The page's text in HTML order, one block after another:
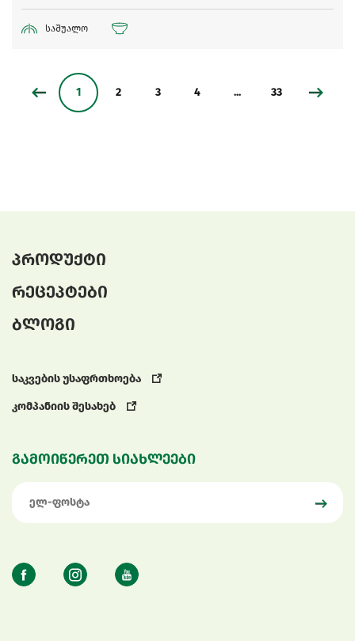
საშუალო
1 2 3 4 ... 33
პროდუქტი
რეცეპტები
ბლოგი
საკვების უსაფრთხოება
კომპანიის შესახებ
გამოიწერეთ სიახლეები